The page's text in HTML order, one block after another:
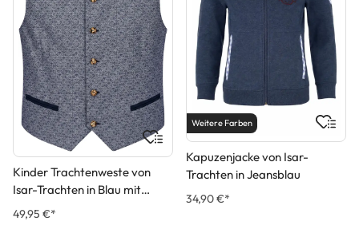
Kinder Trachtenweste von
Isar-Trachten in Blau mit
Muster
49,95 €*
Weitere Farben
Kapuzenjacke von Isar-
Trachten in Jeansblau
34,90 €*